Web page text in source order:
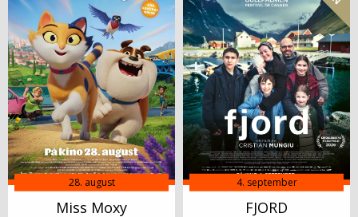
28. august
Miss Moxy
4. september
FJORD